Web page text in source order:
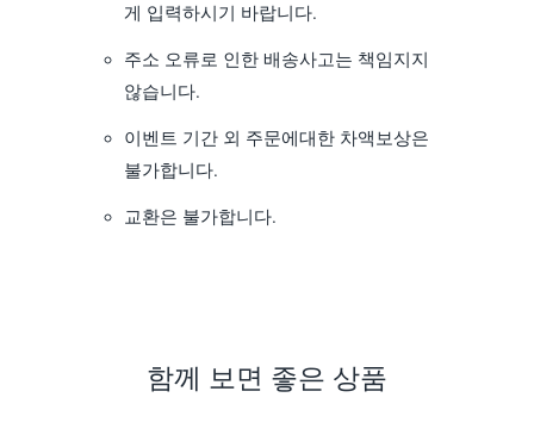
게 입력하시기 바랍니다.
주소 오류로 인한 배송사고는 책임지지
않습니다.
이벤트 기간 외 주문에대한 차액보상은
불가합니다.
교환은 불가합니다.
함께 보면 좋은 상품